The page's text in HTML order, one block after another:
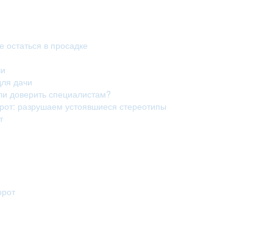
остаться в просадке
дачи
доверить специалистам?
разрушаем устоявшиеся стереотипы